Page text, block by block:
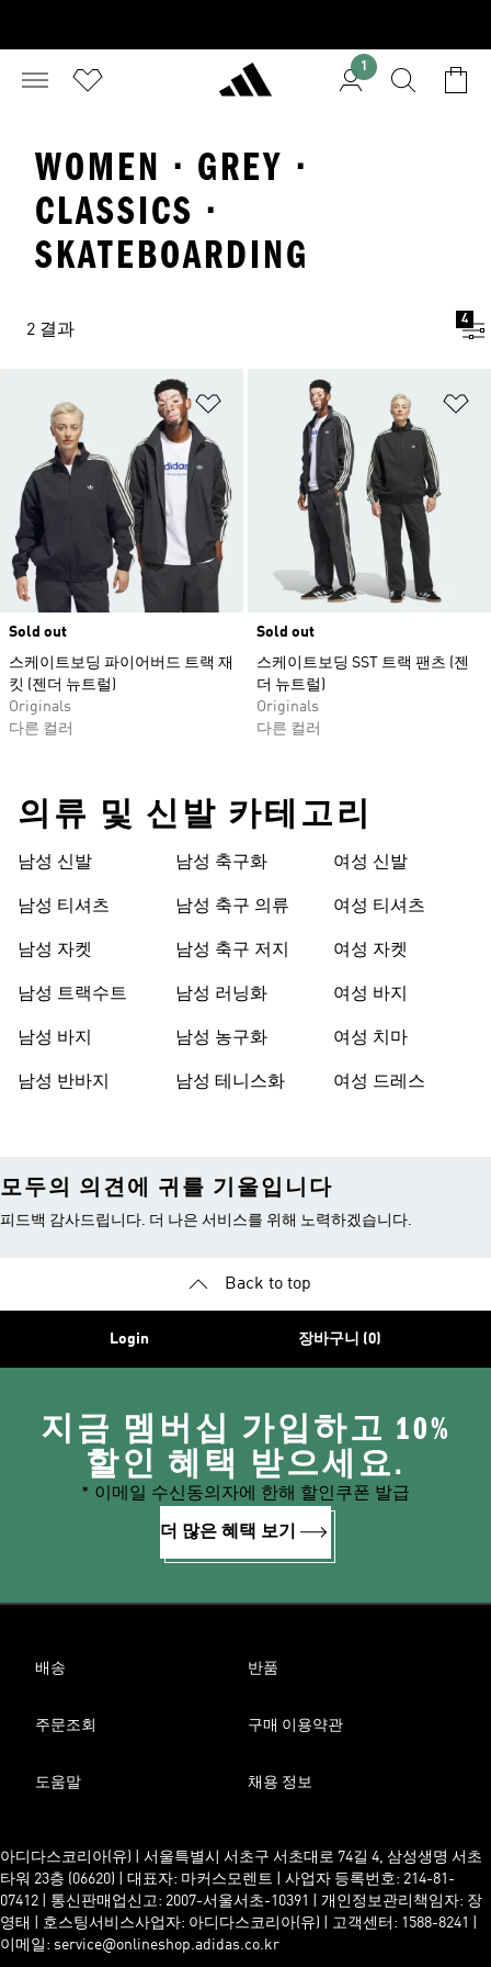
1
WOMEN · GREY ·
CLASSICS ·
SKATEBOARDING
2 결과
4
위시리스트 담기
Sold out
스케이트보딩 파이어버드 트랙 재
킷 (젠더 뉴트럴)
Originals
다른 컬러
Sold out
스케이트보딩 SST 트랙 팬츠 (젠
더 뉴트럴)
Originals
다른 컬러
의류 및 신발 카테고리
남성 신발
남성 티셔츠
남성 자켓
남성 트랙수트
남성 바지
남성 반바지
남성 축구화
남성 축구 의류
남성 축구 저지
남성 러닝화
남성 농구화
남성 테니스화
여성 신발
여성 티셔츠
여성 자켓
여성 바지
여성 치마
여성 드레스
모두의 의견에 귀를 기울입니다
피드백 감사드립니다. 더 나은 서비스를 위해 노력하겠습니다.
Back to top
Login 장바구니 (0)
지금 멤버십 가입하고 10%
할인 혜택 받으세요.
* 이메일 수신동의자에 한해 할인쿠폰 발급
더 많은 혜택 보기
배송 반품
주문조회 구매 이용약관
도움말 채용 정보
아디다스코리아(유) | 서울특별시 서초구 서초대로 74길 4, 삼성생명 서초
타워 23층 (06620) | 대표자: 마커스모렌트 | 사업자 등록번호: 214-81-
07412 | 통신판매업신고: 2007-서울서초-10391 | 개인정보관리책임자: 장
영태 | 호스팅서비스사업자: 아디다스코리아(유) | 고객센터: 1588-8241 |
이메일: service@onlineshop.adidas.co.kr